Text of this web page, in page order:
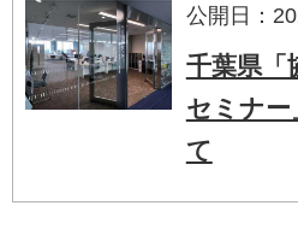
公開日：
千葉県「
セミナー
て